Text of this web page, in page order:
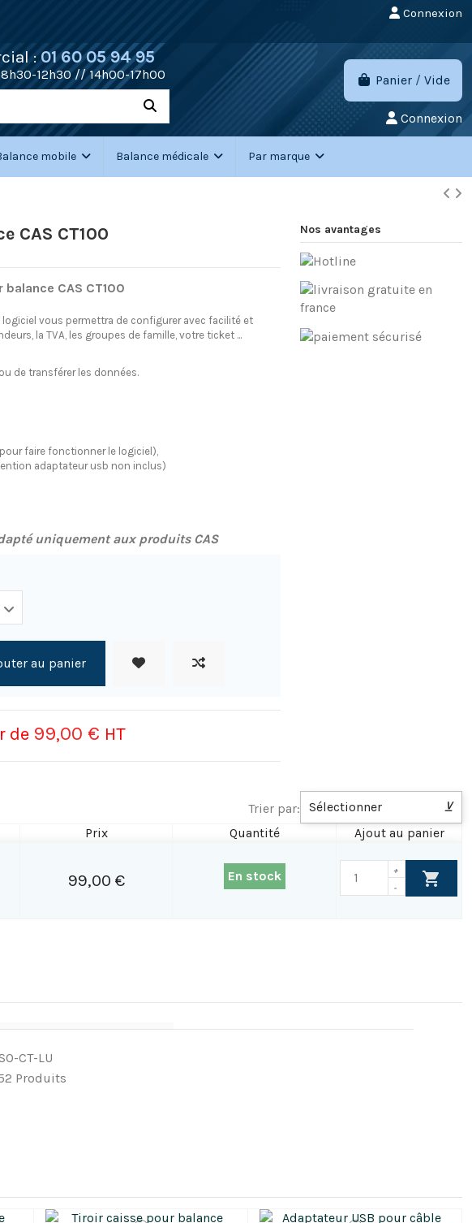
Connexion
:01 60 05 94 95
8h30-12h30 // 14h00-17h00 Panier / Vide
Connexion
mobile Balance médicale Par marque
CAS CT100
CAS CT100
vous permettra de configurer avec facilité et
la TVA, les groupes de famille, votre ticket ...
de transférer les données.
faire fonctionner le logiciel),
adaptateur usb non inclus)
uniquement aux produits CAS
au panier
de 99,00 € HT
Nos avantages
Trier par: Sélectionner
⊻
Prix Quantité Ajout au panier
99,00 € En stock
+
-
SO-CT-LU
Produits